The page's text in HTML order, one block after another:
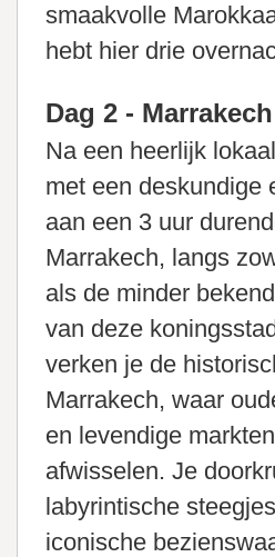
smaakvolle
hebt hier drie
Dag 2 - Marrakech
Na een heerlijk
met een deskundige
aan een 3 uur
Marrakech, langs
als de minder
van deze
verken je de
Marrakech, waar
en levendige
afwisselen. Je
labyrintische
iconische